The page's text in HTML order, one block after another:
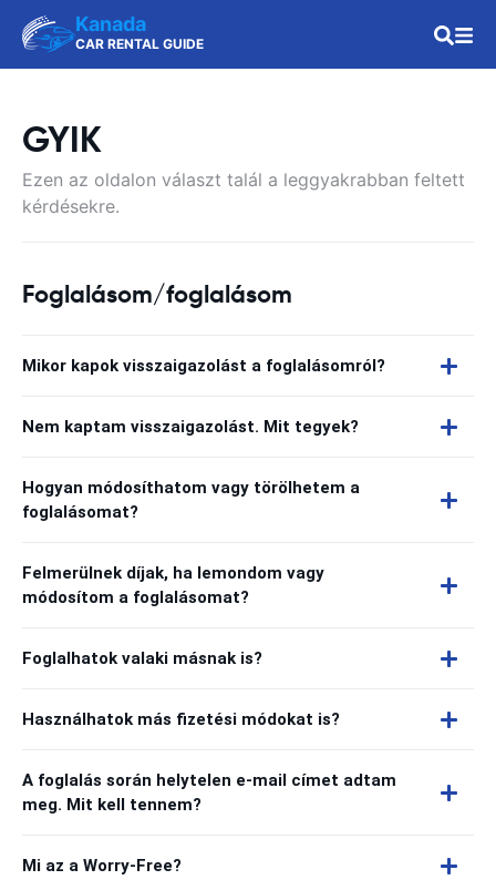
Kanada
CAR RENTAL GUIDE
GYIK
Ezen az oldalon választ talál a leggyakrabban feltett
kérdésekre.
Foglalásom/foglalásom
Mikor kapok visszaigazolást a foglalásomról?
Nem kaptam visszaigazolást. Mit tegyek?
Hogyan módosíthatom vagy törölhetem a
foglalásomat?
Felmerülnek díjak, ha lemondom vagy
módosítom a foglalásomat?
Foglalhatok valaki másnak is?
Használhatok más fizetési módokat is?
A foglalás során helytelen e-mail címet adtam
meg. Mit kell tennem?
Mi az a Worry-Free?